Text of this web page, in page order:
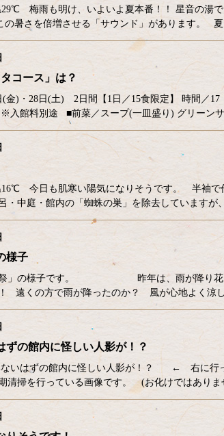
梅雨も明け、いよいよ夏本番！！ 星音の湯
を倍増させる「サウンド」があります。 夏
コース」は？
(金)・28日(土) 2日間【1日／15食限定】 時間／
入館料別途 ■前菜／スープ(一皿盛り) グリーン
今日も肌寒い陽気になりそうです。 半袖で
・中庭・館内の「蜘蛛の巣」を除去しています
様子
祭」の様子です。 昨年は、雨が降り花火は
遠くの方で雨が降ったのか？ 風が心地よく涼
ずの館内に怪しい人影が！？
いはずの館内に怪しい人影が！？ ← 右に行っ
清掃を行っている画像です。 (お化けではあり